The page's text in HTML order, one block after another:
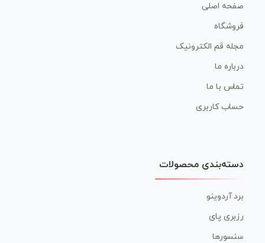
صفحه اصلی
فروشگاه
مجله قم الکترونیک
درباره ما
تماس با ما
حساب کاربری
دسته‌بندی محصولات
برد آردوینو
رزبری پای
سنسورها